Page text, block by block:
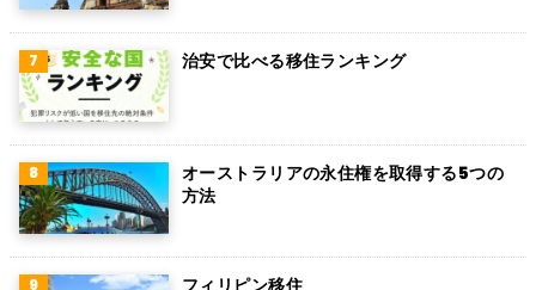
トルコ
フィンランド
チェコ
チリ
デンマーク
ハンガリー
治安で比べる移住ランキング
オーストラリアの永住権を取得する5つの
方法
フィリピン移住